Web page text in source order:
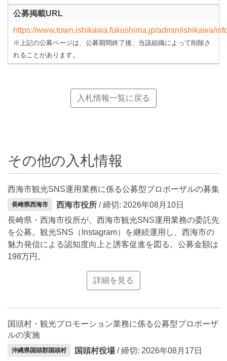
公募掲載URL
https://www.town.ishikawa.fukushima.jp/admin/ishikawa/
※上記の公募ページは、公募期間終了後、当該組織によって削除さ
れることがあります。
入札情報一覧に戻る
その他の入札情報
西海市観光SNS運用業務に係る公募型プロポーザルの募集
長崎県西海市 西海市役所 / 締切: 2026年08月10日
長崎県・西海市役所が、西海市観光SNS運用業務の委託先
を公募。観光SNS（Instagram）を継続運用し、西海市の
魅力発信による認知度向上と誘客促進を図る。公募金額は
198万円。
詳細を見る
国頭村・観光プロモーション業務に係る公募型プロポーザ
ルの実施
沖縄県国頭郡国頭村 国頭村役場/ 締切: 2026年08月17日